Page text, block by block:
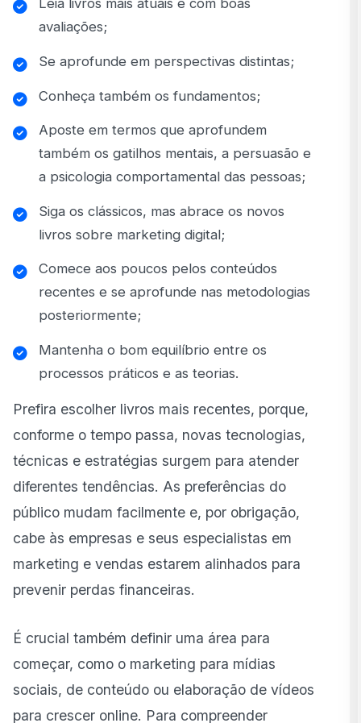
Leia livros mais atuais e com boas
avaliações;
Se aprofunde em perspectivas distintas;
Conheça também os fundamentos;
Aposte em termos que aprofundem
também os gatilhos mentais, a persuasão e
a psicologia comportamental das pessoas;
Siga os clássicos, mas abrace os novos
livros sobre marketing digital;
Comece aos poucos pelos conteúdos
recentes e se aprofunde nas metodologias
posteriormente;
Mantenha o bom equilíbrio entre os
processos práticos e as teorias.
Prefira escolher livros mais recentes, porque,
conforme o tempo passa, novas tecnologias,
técnicas e estratégias surgem para atender
diferentes tendências. As preferências do
público mudam facilmente e, por obrigação,
cabe às empresas e seus especialistas em
marketing e vendas estarem alinhados para
prevenir perdas financeiras.
É crucial também definir uma área para
começar, como o marketing para mídias
sociais, de conteúdo ou elaboração de vídeos
para crescer online. Para compreender